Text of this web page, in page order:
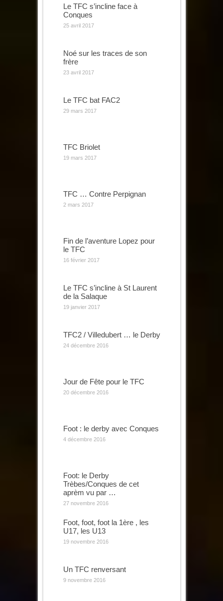
Le TFC s’incline face à
Conques
25 avril 2017
Noé sur les traces de son
frère
23 avril 2017
Le TFC bat FAC2
29 mars 2017
TFC Briolet
19 mars 2017
TFC … Contre Perpignan
2 mars 2017
Fin de l’aventure Lopez pour
le TFC
16 février 2017
Le TFC s’incline à St Laurent
de la Salaque
19 janvier 2017
TFC2 / Villedubert … le Derby
24 décembre 2016
Jour de Fête pour le TFC
20 décembre 2016
Foot : le derby avec Conques
4 décembre 2016
Foot: le Derby
Trèbes/Conques de cet
aprèm vu par …
27 novembre 2016
Foot, foot, foot la 1ère , les
U17, les U13
19 novembre 2016
Un TFC renversant
9 novembre 2016